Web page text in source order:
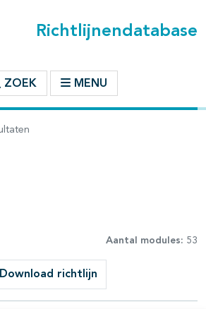
Richtlijnendatabase
ZOEK MENU
Aantal modules: 53
Download richtlijn